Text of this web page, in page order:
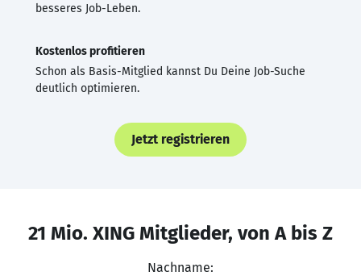
besseres Job-Leben.
Kostenlos profitieren
Schon als Basis-Mitglied kannst Du Deine Job-Suche
deutlich optimieren.
Jetzt registrieren
21 Mio. XING Mitglieder, von A bis Z
Nachname: